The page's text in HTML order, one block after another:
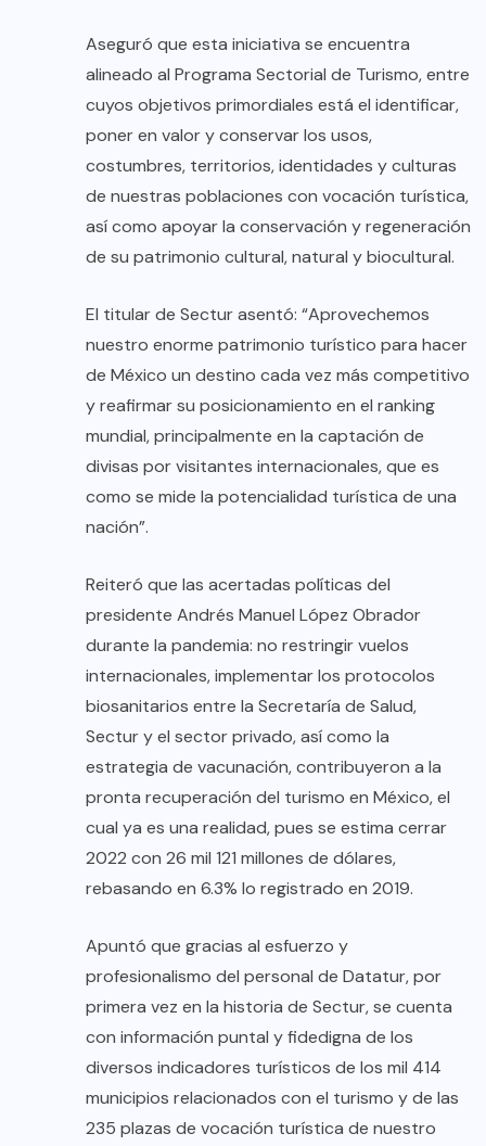
Aseguró que esta iniciativa se encuentra
alineado al Programa Sectorial de Turismo, entre
cuyos objetivos primordiales está el identificar,
poner en valor y conservar los usos,
costumbres, territorios, identidades y culturas
de nuestras poblaciones con vocación turística,
así como apoyar la conservación y regeneración
de su patrimonio cultural, natural y biocultural.
El titular de Sectur asentó: “Aprovechemos
nuestro enorme patrimonio turístico para hacer
de México un destino cada vez más competitivo
y reafirmar su posicionamiento en el ranking
mundial, principalmente en la captación de
divisas por visitantes internacionales, que es
como se mide la potencialidad turística de una
nación”.
Reiteró que las acertadas políticas del
presidente Andrés Manuel López Obrador
durante la pandemia: no restringir vuelos
internacionales, implementar los protocolos
biosanitarios entre la Secretaría de Salud,
Sectur y el sector privado, así como la
estrategia de vacunación, contribuyeron a la
pronta recuperación del turismo en México, el
cual ya es una realidad, pues se estima cerrar
2022 con 26 mil 121 millones de dólares,
rebasando en 6.3% lo registrado en 2019.
Apuntó que gracias al esfuerzo y
profesionalismo del personal de Datatur, por
primera vez en la historia de Sectur, se cuenta
con información puntal y fidedigna de los
diversos indicadores turísticos de los mil 414
municipios relacionados con el turismo y de las
235 plazas de vocación turística de nuestro